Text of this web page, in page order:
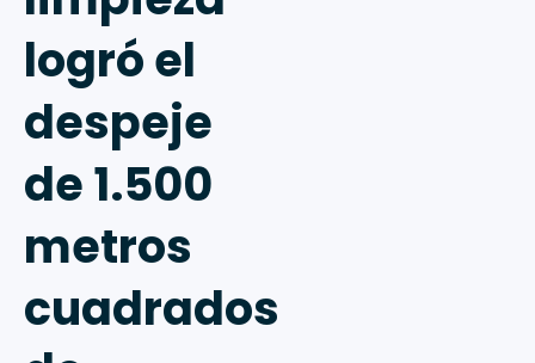
logró el
despeje
de 1.500
metros
cuadrados